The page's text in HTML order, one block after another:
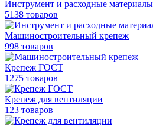
Инструмент и расходные материалы
5138 товаров
Машиностроительный крепеж
998 товаров
Крепеж ГОСТ
1275 товаров
Крепеж для вентиляции
123 товаров